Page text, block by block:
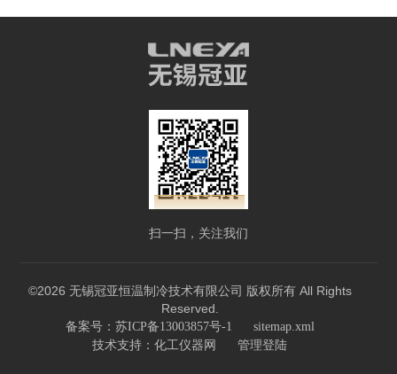
扫一扫，关注我们
©2026 无锡冠亚恒温制冷技术有限公司 版权所有 All Rights
Reserved.
备案号：苏ICP备13003857号-1 sitemap.xml
技术支持： 化工仪器网 管理登陆